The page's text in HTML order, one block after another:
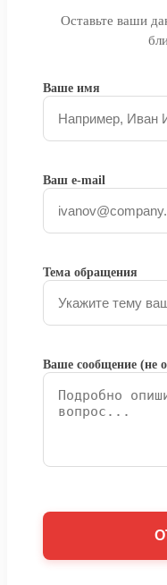
Оставьте ваши
Ваше имя
Ваш e-mail
Тема обращения
Ваше сообщение (не